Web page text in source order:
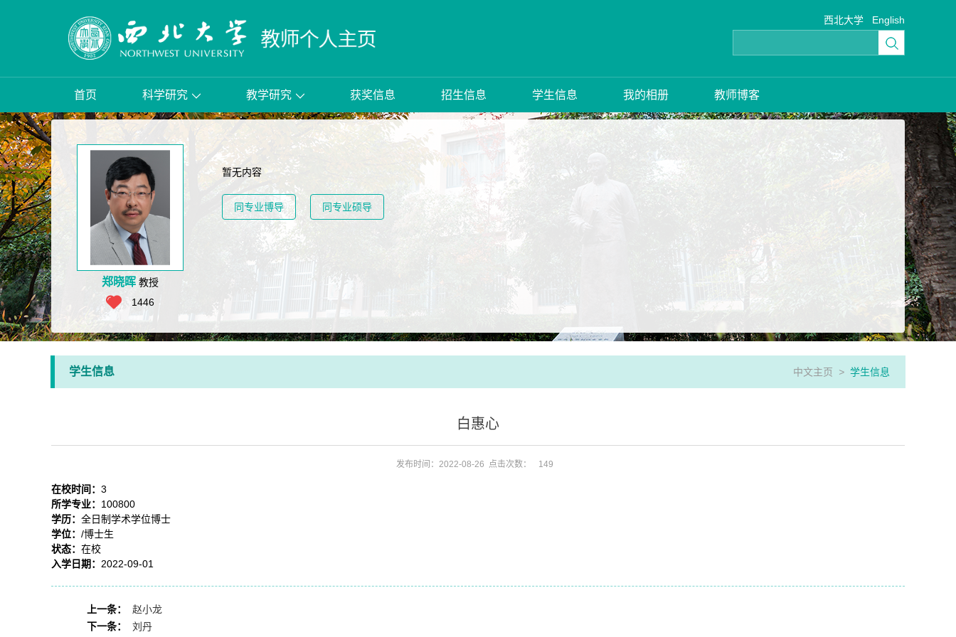
西北大学 English
首页 科学研究 教学研究 获奖信息 招生信息 学生信息 我的相册 教师博客
郑晓晖 教授
1446
暂无内容
同专业博导 同专业硕导
学生信息 中文主页 > 学生信息
白惠心
发布时间：2022-08-26 点击次数： 149
在校时间： 3
所学专业： 100800
学历： 全日制学术学位博士
学位： /博士生
状态： 在校
入学日期： 2022-09-01
上一条：
赵小龙
下一条：
刘丹